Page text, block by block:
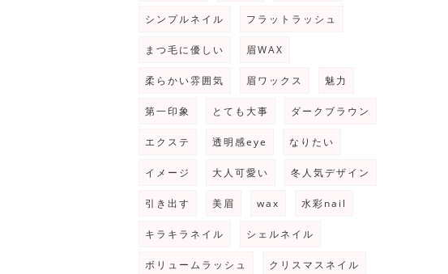
シンプルネイル フラットラッシュ
まつ毛に優しい 眉WAX
柔らかい雰囲気 眉ワックス 魅力
第一印象 とても大事 ダークブラウン
エクステ 透明感eye なりたい
イメージ 大人可愛い 冬人気デザイン
引き出す 美眉 wax 水彩nail
キラキラネイル シェルネイル
ボリュームラッシュ クリスマスネイル